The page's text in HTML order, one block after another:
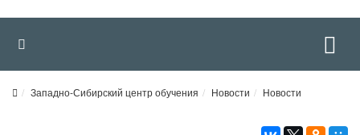
Западно-Сибирский центр обучения Новости Новости